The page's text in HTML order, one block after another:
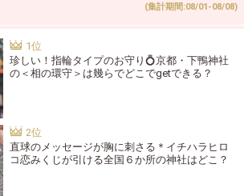
(集計期間:08/01-08/08)
珍しい！指輪タイプのお守り💍京都・下鴨神社
の＜相の環守＞は幾らでどこでgetできる？
直球のメッセージが胸に刺さる＊イチハラヒロ
コ恋みくじが引ける全国６か所の神社はどこ？